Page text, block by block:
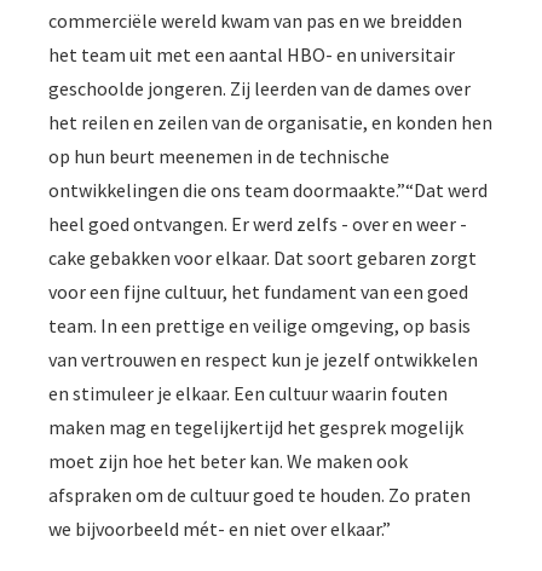
commerciële wereld kwam van pas en we breidden
het team uit met een aantal HBO- en universitair
geschoolde jongeren. Zij leerden van de dames over
het reilen en zeilen van de organisatie, en konden hen
op hun beurt meenemen in de technische
ontwikkelingen die ons team doormaakte.”“Dat werd
heel goed ontvangen. Er werd zelfs - over en weer -
cake gebakken voor elkaar. Dat soort gebaren zorgt
voor een fijne cultuur, het fundament van een goed
team. In een prettige en veilige omgeving, op basis
van vertrouwen en respect kun je jezelf ontwikkelen
en stimuleer je elkaar. Een cultuur waarin fouten
maken mag en tegelijkertijd het gesprek mogelijk
moet zijn hoe het beter kan. We maken ook
afspraken om de cultuur goed te houden. Zo praten
we bijvoorbeeld mét- en niet over elkaar.”